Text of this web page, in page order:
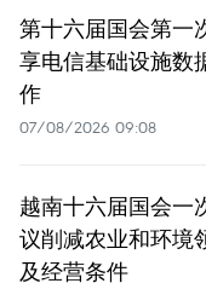
第十六届国会第一
享电信基础设施数
作
07/08/2026 09:08
越南十六届国会一
议削减农业和环境
及经营条件